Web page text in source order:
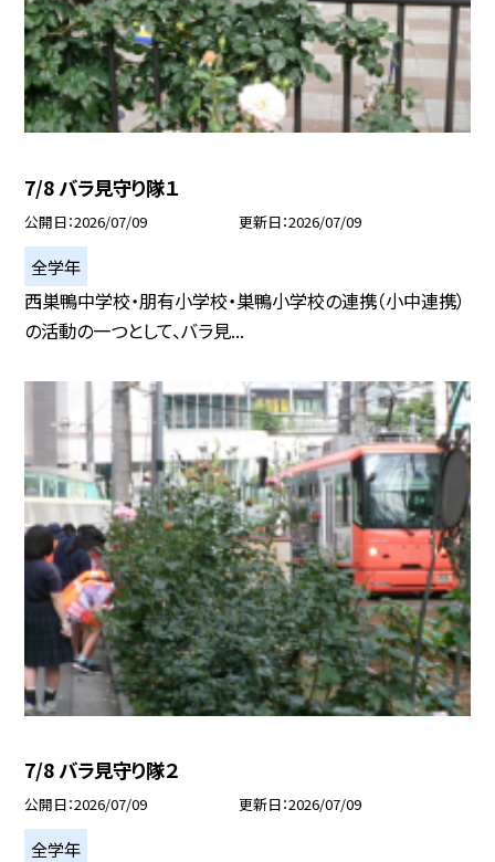
7/8 バラ見守り隊１
公開日 2026/07/09 更新日 2026/07/09
全学年
西巣鴨中学校・朋有小学校・巣鴨小学校の連携（小中連携）
の活動の一つとして、バラ見...
7/8 バラ見守り隊２
公開日 2026/07/09 更新日 2026/07/09
全学年